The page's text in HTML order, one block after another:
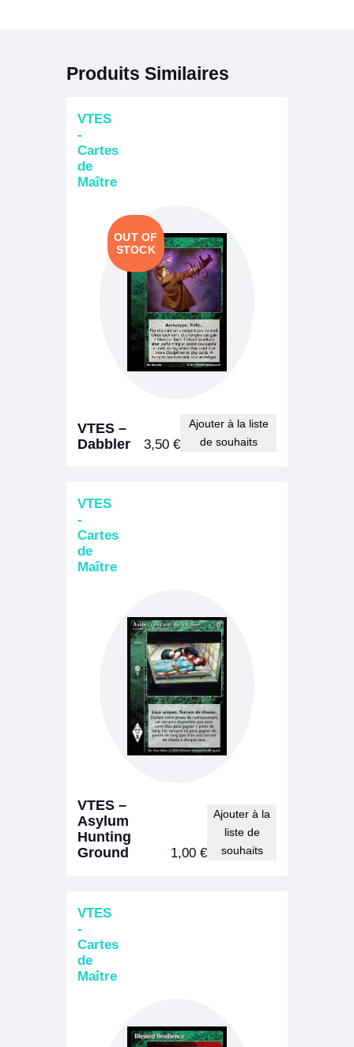
Produits Similaires
VTES
-
Cartes
de
Maître
OUT OF
STOCK
VTES –
Dabbler
3,50€
Ajouter à la liste
de souhaits
VTES
-
Cartes
de
Maître
VTES –
Asylum
Hunting
Ground
1,00€
Ajouter à la
liste de
souhaits
VTES
-
Cartes
de
Maître